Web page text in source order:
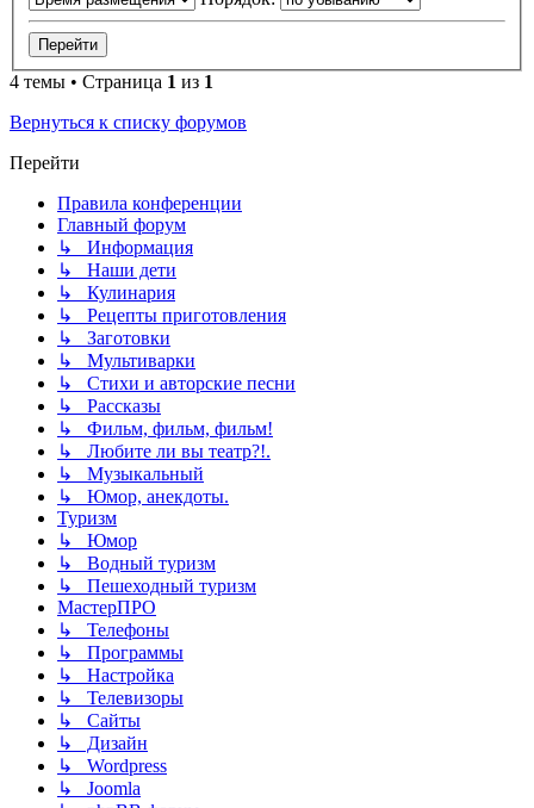
4 темы • Страница 1 из 1
Вернуться к списку форумов
Перейти
Правила конференции
Главный форум
↳ Информация
↳ Наши дети
↳ Кулинария
↳ Рецепты приготовления
↳ Заготовки
↳ Мультиварки
↳ Стихи и авторские песни
↳ Рассказы
↳ Фильм, фильм, фильм!
↳ Любите ли вы театр?!.
↳ Музыкальный
↳ Юмор, анекдоты.
Туризм
↳ Юмор
↳ Водный туризм
↳ Пешеходный туризм
МастерПРО
↳ Телефоны
↳ Программы
↳ Настройка
↳ Телевизоры
↳ Сайты
↳ Дизайн
↳ Wordpress
↳ Joomla